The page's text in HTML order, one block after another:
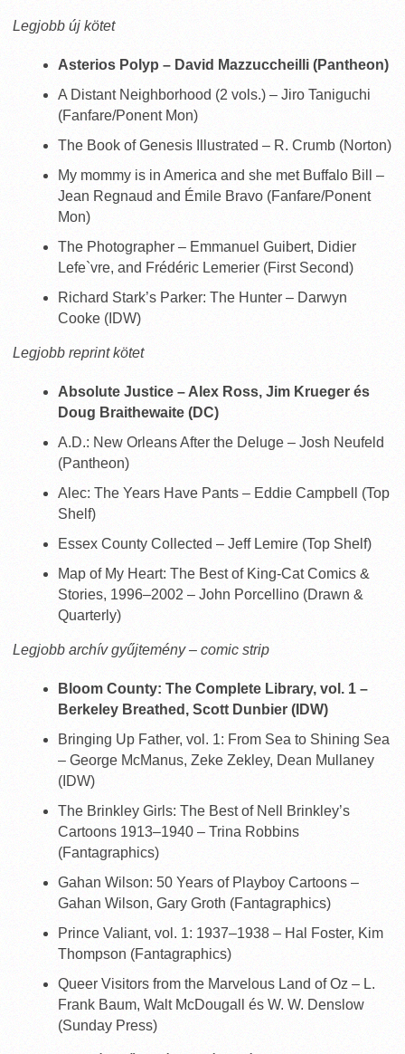
Legjobb új kötet
Asterios Polyp – David Mazzuccheilli (Pantheon)
A Distant Neighborhood (2 vols.) – Jiro Taniguchi
(Fanfare/Ponent Mon)
The Book of Genesis Illustrated – R. Crumb (Norton)
My mommy is in America and she met Buffalo Bill –
Jean Regnaud and Émile Bravo (Fanfare/Ponent
Mon)
The Photographer – Emmanuel Guibert, Didier
Lefe`vre, and Frédéric Lemerier (First Second)
Richard Stark’s Parker: The Hunter – Darwyn
Cooke (IDW)
Legjobb reprint kötet
Absolute Justice – Alex Ross, Jim Krueger és
Doug Braithewaite (DC)
A.D.: New Orleans After the Deluge – Josh Neufeld
(Pantheon)
Alec: The Years Have Pants – Eddie Campbell (Top
Shelf)
Essex County Collected – Jeff Lemire (Top Shelf)
Map of My Heart: The Best of King-Cat Comics &
Stories, 1996–2002 – John Porcellino (Drawn &
Quarterly)
Legjobb archív gyűjtemény – comic strip
Bloom County: The Complete Library, vol. 1 –
Berkeley Breathed, Scott Dunbier (IDW)
Bringing Up Father, vol. 1: From Sea to Shining Sea
– George McManus, Zeke Zekley, Dean Mullaney
(IDW)
The Brinkley Girls: The Best of Nell Brinkley’s
Cartoons 1913–1940 – Trina Robbins
(Fantagraphics)
Gahan Wilson: 50 Years of Playboy Cartoons –
Gahan Wilson, Gary Groth (Fantagraphics)
Prince Valiant, vol. 1: 1937–1938 – Hal Foster, Kim
Thompson (Fantagraphics)
Queer Visitors from the Marvelous Land of Oz – L.
Frank Baum, Walt McDougall és W. W. Denslow
(Sunday Press)